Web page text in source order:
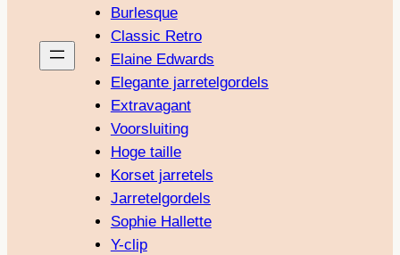
Burlesque
Classic Retro
Elaine Edwards
Elegante jarretelgordels
Extravagant
Voorsluiting
Hoge taille
Korset jarretels
Jarretelgordels
Sophie Hallette
Y-clip